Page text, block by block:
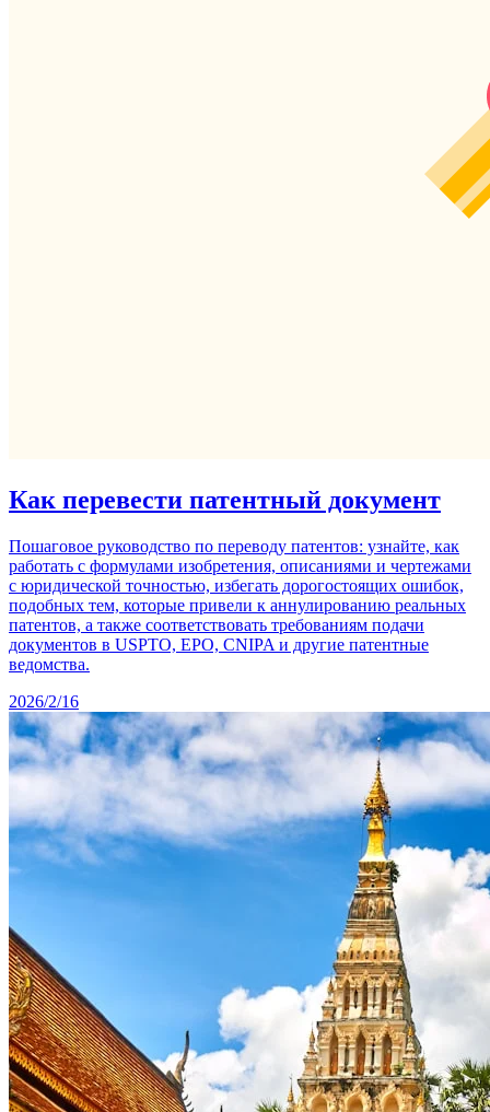
Как перевести патентный документ
Пошаговое руководство по переводу патентов: узнайте, как
работать с формулами изобретения, описаниями и чертежами
с юридической точностью, избегать дорогостоящих ошибок,
подобных тем, которые привели к аннулированию реальных
патентов, а также соответствовать требованиям подачи
документов в USPTO, EPO, CNIPA и другие патентные
ведомства.
2026/2/16